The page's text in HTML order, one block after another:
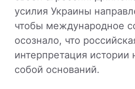
усилия Украины
чтобы международное
осознало, что
интерпретация
собой оснований.